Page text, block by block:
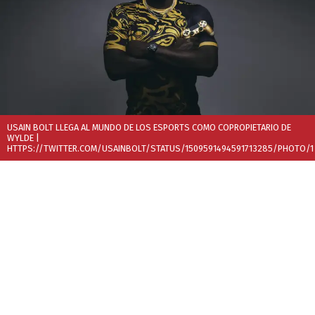
USAIN BOLT LLEGA AL MUNDO DE LOS ESPORTS COMO COPROPIETARIO DE
WYLDE
HTTPS://TWITTER.COM/USAINBOLT/STATUS/1509591494591713285/PHOTO/1